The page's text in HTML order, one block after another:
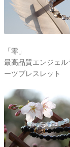
「零」
最高品質エンジェル
ーツブレスレット